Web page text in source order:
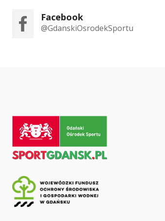
Facebook
@GdanskiOsrodekSportu
strony